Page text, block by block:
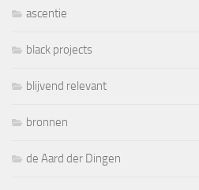
ascentie
black projects
blijvend relevant
bronnen
de Aard der Dingen